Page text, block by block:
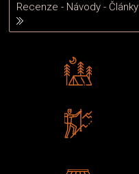
Recenze - Návody - Články